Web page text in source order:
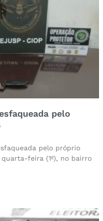
pelo
pelo próprio
feira (1º), no bairro